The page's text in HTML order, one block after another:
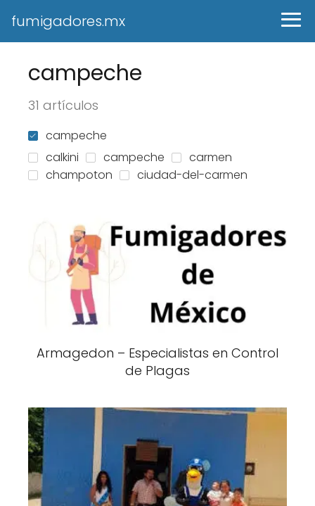
fumigadores.mx
campeche
31 artículos
campeche
calkini
campeche
carmen
champoton
ciudad-del-carmen
Armagedon – Especialistas en Control
de Plagas